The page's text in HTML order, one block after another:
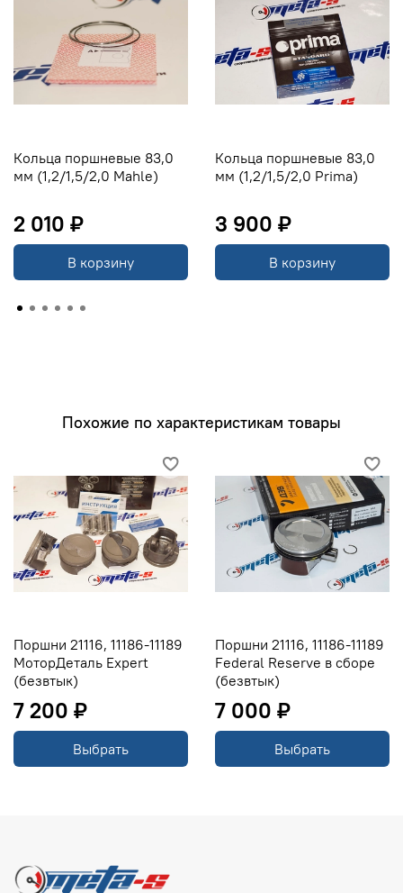
Кольца поршневые 83,0
мм (1,2/1,5/2,0 Mahle)
2 010 ₽
В корзину
Кольца поршневые 83,0
мм (1,2/1,5/2,0 Prima)
3 900 ₽
В корзину
Похожие по характеристикам товары
Поршни 21116, 11186-11189
МоторДеталь Expert
(безвтык)
7 200 ₽
Выбрать
Поршни 21116, 11186-11189
Federal Reserve в сборе
(безвтык)
7 000 ₽
Выбрать